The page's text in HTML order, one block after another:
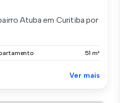
Atuba em Curitiba por
51 m²
Ver mais